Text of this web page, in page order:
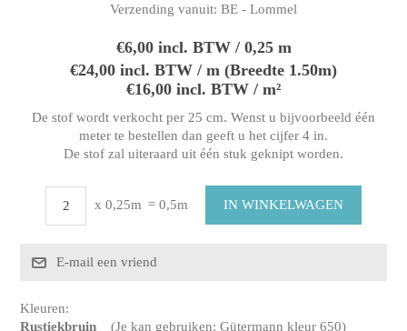
Verzending vanuit: BE - Lommel
€6,00 incl. BTW / 0,25 m
€24,00 incl. BTW / m (Breedte 1.50m)
€16,00 incl. BTW / m²
De stof wordt verkocht per 25 cm. Wenst u bijvoorbeeld één
meter te bestellen dan geeft u het cijfer 4 in.
De stof zal uiteraard uit één stuk geknipt worden.
x 0,25m = 0,5m
Kleuren:
Rustiekbruin (Je kan gebruiken: Gütermann kleur 650)